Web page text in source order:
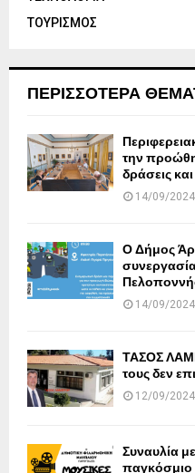
ΤΟΥΡΙΣΜΟΣ
ΠΕΡΙΣΣΟΤΕΡΑ
την
δράσεις
14/09/2024
Ο Δήμος
συνεργασία
14/09/2024
ΤΑΣΟΣ
τους δεν
12/09/2024
Συναυλία
παγκόσμιο